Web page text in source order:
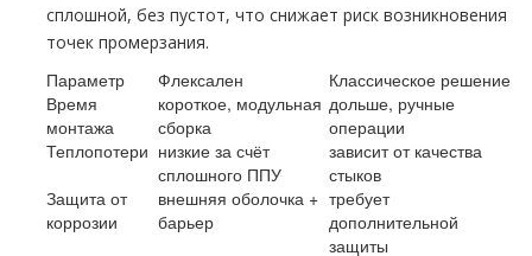
сплошной, без пустот, что снижает риск возникновения
точек промерзания.
Параметр Флексален
Классическое решение
Время
монтажа
короткое, модульная
сборка
дольше, ручные
операции
Теплопотери низкие за счёт
сплошного ППУ
зависит от качества
стыков
Защита от
коррозии
внешняя оболочка +
барьер
требует
дополнительной
защиты